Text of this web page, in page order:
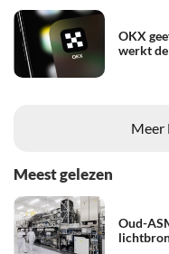
OKX
werkt
Meer
Meest gelezen
Oud-